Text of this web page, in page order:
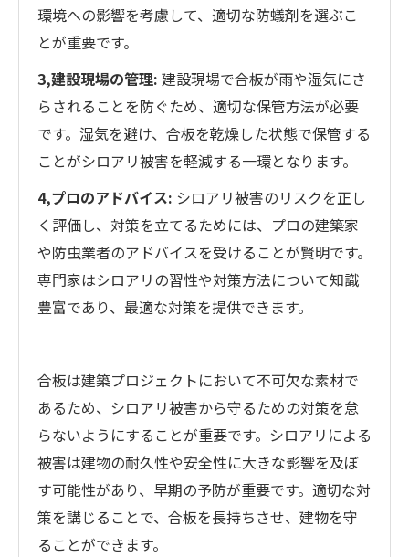
環境への影響を考慮して、適切な防蟻剤を選ぶこ
とが重要です。
3,建設現場の管理: 建設現場で合板が雨や湿気にさ
らされることを防ぐため、適切な保管方法が必要
です。湿気を避け、合板を乾燥した状態で保管する
ことがシロアリ被害を軽減する一環となります。
4,プロのアドバイス: シロアリ被害のリスクを正し
く評価し、対策を立てるためには、プロの建築家
や防虫業者のアドバイスを受けることが賢明です。
専門家はシロアリの習性や対策方法について知識
豊富であり、最適な対策を提供できます。
合板は建築プロジェクトにおいて不可欠な素材で
あるため、シロアリ被害から守るための対策を怠
らないようにすることが重要です。シロアリによる
被害は建物の耐久性や安全性に大きな影響を及ぼ
す可能性があり、早期の予防が重要です。適切な対
策を講じることで、合板を長持ちさせ、建物を守
ることができます。